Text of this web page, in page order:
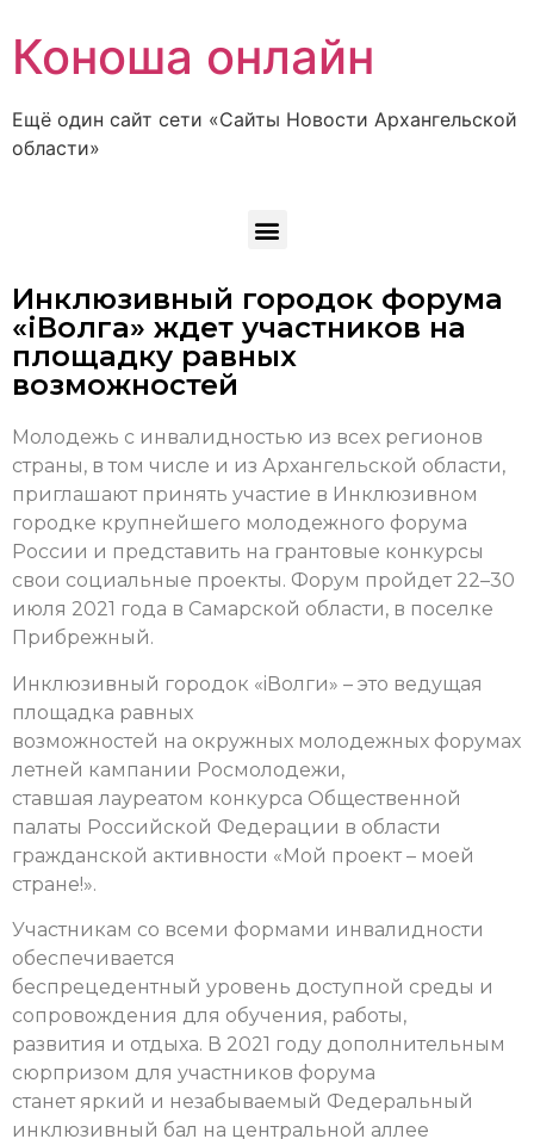
Коноша онлайн
Ещё один сайт сети «Сайты Новости Архангельской
области»
Инклюзивный городок форума
«iВолга» ждет участников на
площадку равных
возможностей
Молодежь с инвалидностью из всех регионов
страны, в том числе и из Архангельской области,
приглашают принять участие в Инклюзивном
городке крупнейшего молодежного форума
России и представить на грантовые конкурсы
свои социальные проекты. Форум пройдет 22–30
июля 2021 года в Самарской области, в поселке
Прибрежный.
Инклюзивный городок «iВолги» – это ведущая
площадка равных
возможностей на окружных молодежных форумах
летней кампании Росмолодежи,
ставшая лауреатом конкурса Общественной
палаты Российской Федерации в области
гражданской активности «Мой проект – моей
стране!».
Участникам со всеми формами инвалидности
обеспечивается
беспрецедентный уровень доступной среды и
сопровождения для обучения, работы,
развития и отдыха. В 2021 году дополнительным
сюрпризом для участников форума
станет яркий и незабываемый Федеральный
инклюзивный бал на центральной аллее